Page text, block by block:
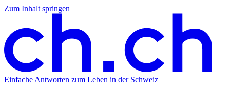
Zum Inhalt springen
Zum
springen
Zur
springen
Zur
springen
Zur
springen
Einfache Antworten zum Leben in der Schweiz